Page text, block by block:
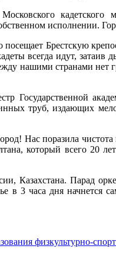
исполнении.
Брестскую
всегда идут,
нашими странами
Государственной
труб, издающих
Нас поразила
который всего 20
Казахстана. Парад
в 3 часа дня
физкультурно-